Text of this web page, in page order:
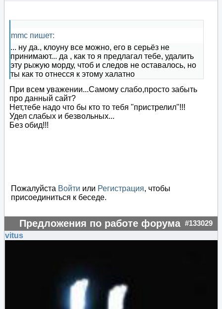
mmc пишет:
... ну да., клоуну все можно, его в серьёз не
принимают... да , как то я предлагал тебе, удалить
эту рыжую морду, чтоб и следов не оставалось, но
ты как то отнесся к этому халатно
При всем уважении...Самому слабо,просто забыть
про данный сайт?
Нет,тебе надо что бы кто то тебя "пристрелил"!!!
Удел слабых и безвольных...
Без обид!!!
Пожалуйста Войти или Регистрация, чтобы
присоединиться к беседе.
Предложения по работе форума #133029
vitus